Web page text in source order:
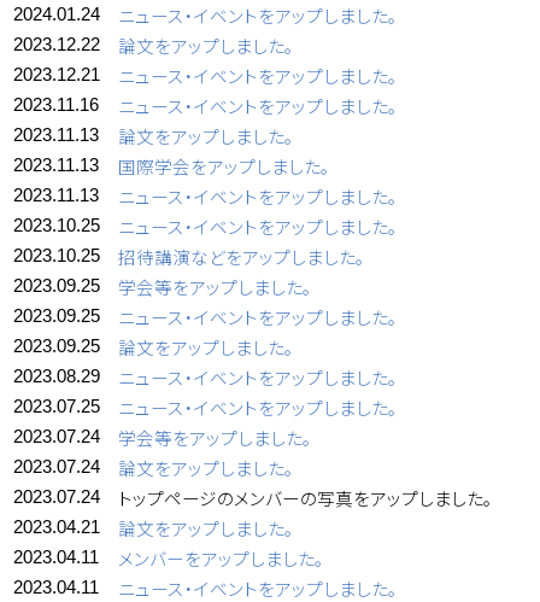
2024.01.24 ニュース・イベントをアップしました。
2023.12.22 論文をアップしました。
2023.12.21 ニュース・イベントをアップしました。
2023.11.16 ニュース・イベントをアップしました。
2023.11.13 論文をアップしました。
2023.11.13 国際学会をアップしました。
2023.11.13 ニュース・イベントをアップしました。
2023.10.25 ニュース・イベントをアップしました。
2023.10.25 招待講演などをアップしました。
2023.09.25 学会等をアップしました。
2023.09.25 ニュース・イベントをアップしました。
2023.09.25 論文をアップしました。
2023.08.29 ニュース・イベントをアップしました。
2023.07.25 ニュース・イベントをアップしました。
2023.07.24 学会等をアップしました。
2023.07.24 論文をアップしました。
2023.07.24 トップページのメンバーの写真をアップしました。
2023.04.21 論文をアップしました。
2023.04.11 メンバーをアップしました。
2023.04.11 ニュース・イベントをアップしました。